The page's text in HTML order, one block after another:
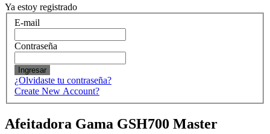
Ya estoy registrado
E-mail
Contraseña
Ingresar
¿Olvidaste tu contraseña?
Create New Account?
Afeitadora Gama GSH700 Master